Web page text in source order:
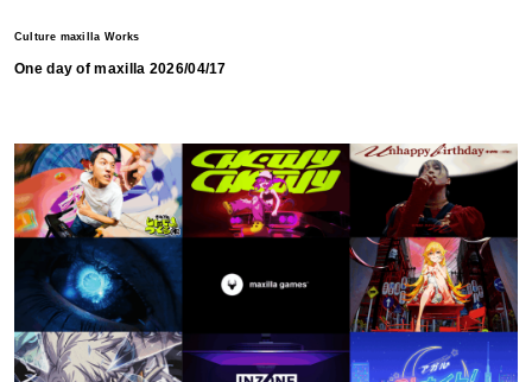
Culture maxilla Works
One day of maxilla 2026/04/17